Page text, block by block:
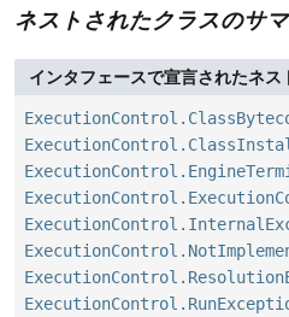
ネストされたクラスのサ
インタフェースで宣言されたネ